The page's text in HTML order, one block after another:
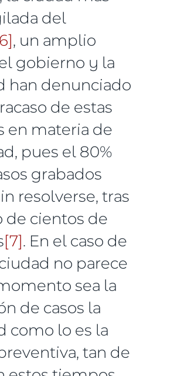
del
, un amplio
gobierno y la
han denunciado
de estas
en materia de
pues el 80%
grabados
resolverse, tras
de cientos de
[7]. En el caso de
no parece
sea la
de casos la
como lo es la
tan de